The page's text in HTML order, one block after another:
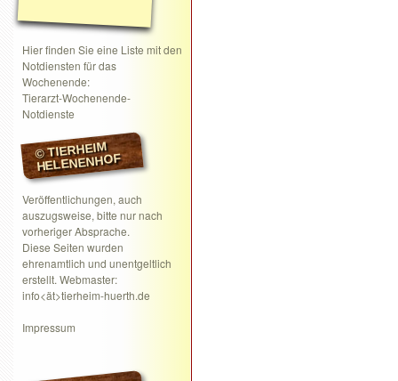
Hier finden Sie eine Liste mit den
Notdiensten für das
Wochenende:
Tierarzt-Wochenende-
Notdienste
© TIERHEIM
HELENENHOF
Veröffentlichungen, auch
auszugsweise, bitte nur nach
vorheriger Absprache.
Diese Seiten wurden
ehrenamtlich und unentgeltlich
erstellt. Webmaster:
info<ät>tierheim-huerth.de
Impressum